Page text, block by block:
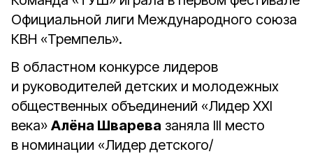
Официальной лиги Международного союза
КВН «Тремпель».
В областном конкурсе лидеров
и руководителей детских и молодежных
общественных объединений «Лидер XXI
века» Алёна Шварева заняла III место
в номинации «Лидер детского/